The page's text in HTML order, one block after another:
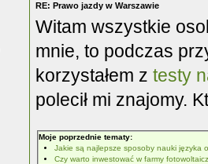
RE: Prawo jazdy w Warszawie
Witam wszystkie
mnie, to podczas
korzystałem z testy
polecił mi znajomy.
Moje poprzednie tematy:
Jakie są najlepsze sposoby nauki języka
Czy warto inwestować w farmy